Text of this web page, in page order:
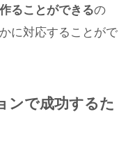
ることができるの
に対応することがで
ンで成功するた